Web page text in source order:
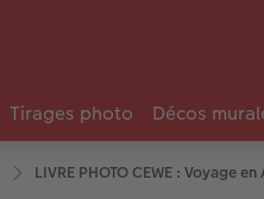
Tirages photo Décos
LIVRE PHOTO CEWE : Voyage